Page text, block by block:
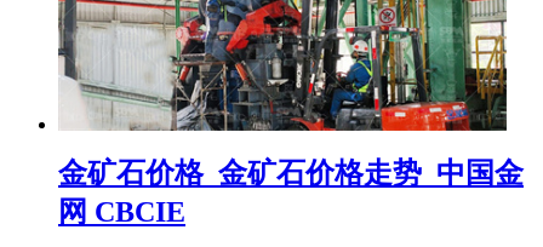
金矿石价格_金矿石价格走势_中国金
网 CBCIE